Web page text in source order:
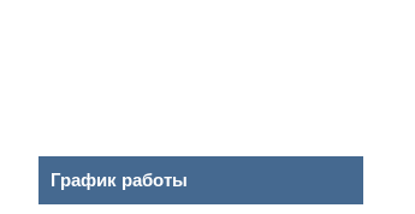
График работы